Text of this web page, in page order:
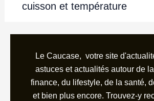
cuisson et température
Le Caucase, votre site
astuces et actualités autour de
finance, du lifestyle, de la santé,
et bien plus encore. Trouvez-y